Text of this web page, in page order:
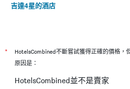
吉達4星的酒店
* HotelsCombined不斷嘗試獲得正確的價格，
原因是：
HotelsCombined並不是賣家